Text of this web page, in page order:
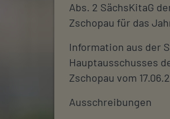
Abs. 2 SächsKitaG
Zschopau für das
Information aus der
Hauptausschusses
Zschopau vom
Ausschreibungen